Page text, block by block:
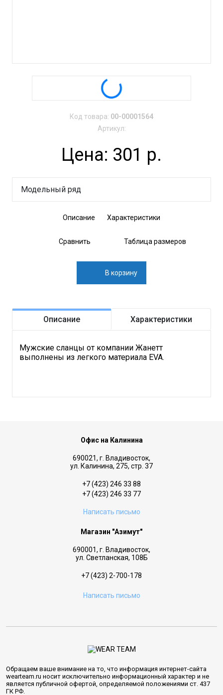
Код товара: 00-00001564
Артикул:
Цена: 301 р.
Модельный ряд
Описание Характеристики
Сравнить Таблица размеров
В корзину
Описание Характеристики
Мужские сланцы от компании Жанетт
выполнены из легкого материала EVA.
Офис на Калинина
690021, г. Владивосток,
ул. Калинина, 275, стр. 37
+7 (423) 246 33 88
+7 (423) 246 33 77
Написать письмо
Магазин "Азимут"
690001, г. Владивосток,
ул. Светланская, 108Б
+7 (423) 2-700-178
Написать письмо
Обращаем ваше внимание на то, что информация интернет-сайта
wearteam.ru носит исключительно информационный характер и не
является публичной офертой, определяемой положениями ст. 437
ГК РФ.